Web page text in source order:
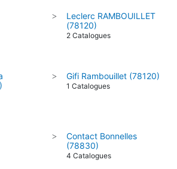
>
Leclerc RAMBOUILLET
(78120)
2 Catalogues
> Gifi Rambouillet (78120)
1 Catalogues
>
Contact Bonnelles
(78830)
4 Catalogues